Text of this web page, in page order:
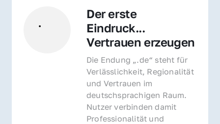
Der erste
Eindruck...
Vertrauen erzeugen
Die Endung „.de“ steht für
Verlässlichkeit, Regionalität
und Vertrauen im
deutschsprachigen Raum.
Nutzer verbinden damit
Professionalität und